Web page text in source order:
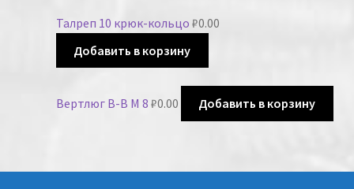
Талреп 10 крюк-кольцо ₽0.00
Добавить в корзину
Вертлюг В-В М 8 ₽0.00 Добавить в корзину